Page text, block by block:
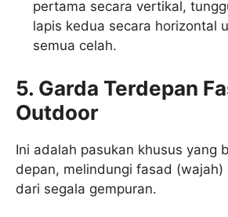
pertama secara vertikal,
lapis kedua secara horizontal
semua celah.
5. Garda Terdepan
Outdoor
Ini adalah pasukan khusus yang
depan, melindungi fasad
dari segala gempuran.